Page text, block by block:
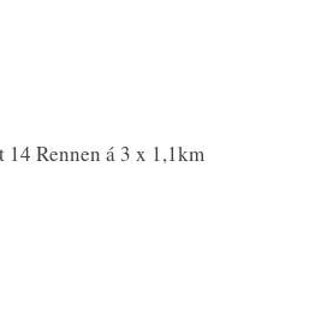
14 Rennen á 3 x 1,1km